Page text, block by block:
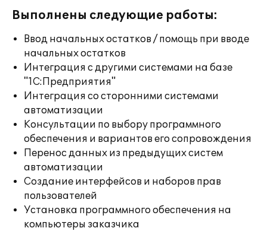
Выполнены следующие работы:
Ввод начальных остатков / помощь при вводе
начальных остатков
Интеграция с другими системами на базе
"1С:Предприятия"
Интеграция со сторонними системами
автоматизации
Консультации по выбору программного
обеспечения и вариантов его сопровождения
Перенос данных из предыдущих систем
автоматизации
Создание интерфейсов и наборов прав
пользователей
Установка программного обеспечения на
компьютеры заказчика